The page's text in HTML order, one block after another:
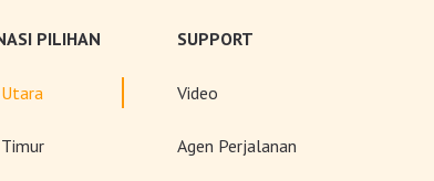
PILIHAN SUPPORT
Video
Agen Perjalanan